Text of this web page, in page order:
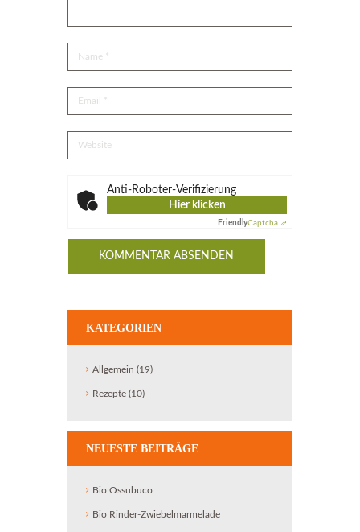
Anti-Roboter-Verifizierung
Hier klicken
FriendlyCaptcha ⇗
KATEGORIEN
Allgemein (19)
Rezepte (10)
NEUESTE BEITRÄGE
Bio Ossubuco
Bio Rinder-Zwiebelmarmelade